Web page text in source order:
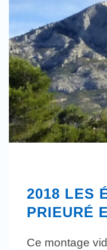
2018 LES
PRIEURÉ
Ce montage